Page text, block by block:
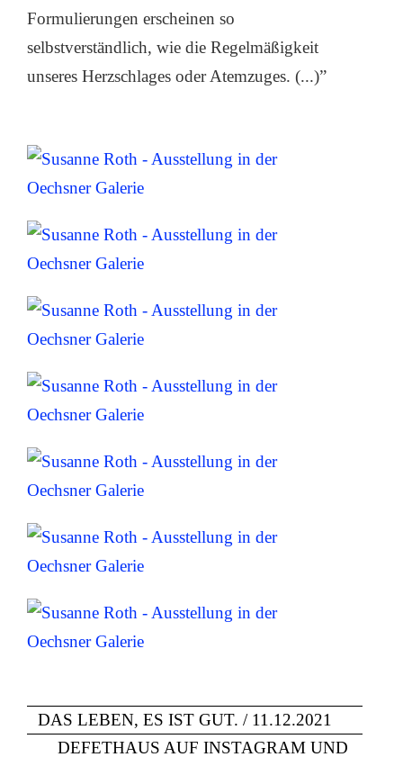
Formulierungen erscheinen so
selbstverständlich, wie die Regelmäßigkeit
unseres Herzschlages oder Atemzuges. (...)”
DAS LEBEN, ES IST GUT. / 11.12.2021
DEFETHAUS AUF INSTAGRAM UND